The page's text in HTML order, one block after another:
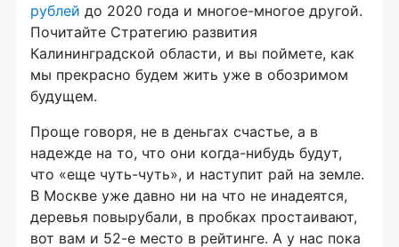
рублей до 2020 года и многое-многое другой.
Почитайте Стратегию развития
Калининградской области, и вы поймете, как
мы прекрасно будем жить уже в обозримом
будущем.
Проще говоря, не в деньгах счастье, а в
надежде на то, что они когда-нибудь будут,
что «еще чуть-чуть», и наступит рай на земле.
В Москве уже давно ни на что не инадеятся,
деревья повырубали, в пробках простаивают,
вот вам и 52-е место в рейтинге. А у нас пока